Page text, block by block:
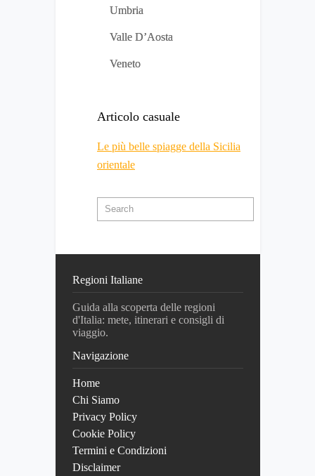
Umbria
Valle D’Aosta
Veneto
Articolo casuale
Le più belle spiagge della Sicilia
orientale
Regioni Italiane
Guida alla scoperta delle regioni
d'Italia: mete, itinerari e consigli di
viaggio.
Navigazione
Home
Chi Siamo
Privacy Policy
Cookie Policy
Termini e Condizioni
Disclaimer